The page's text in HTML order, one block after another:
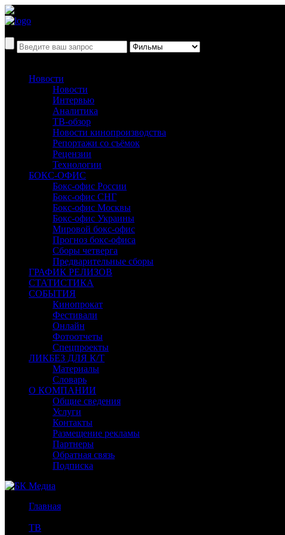
Новости
Новости
Интервью
Аналитика
ТВ-обзор
Новости кинопроизводства
Репортажи со съёмок
Рецензии
Технологии
БОКС-ОФИС
Бокс-офис России
Бокс-офис СНГ
Бокс-офис Москвы
Бокс-офис Украины
Мировой бокс-офис
Прогноз бокс-офиса
Сборы четверга
Предварительные сборы
ГРАФИК РЕЛИЗОВ
СТАТИСТИКА
СОБЫТИЯ
Кинопрокат
Фестивали
Онлайн
Фотоотчеты
Спецпроекты
ЛИКБЕЗ ДЛЯ К/Т
Материалы
Словарь
О КОМПАНИИ
Общие сведения
Услуги
Контакты
Размещение рекламы
Партнеры
Обратная связь
Подписка
Главная
ТВ